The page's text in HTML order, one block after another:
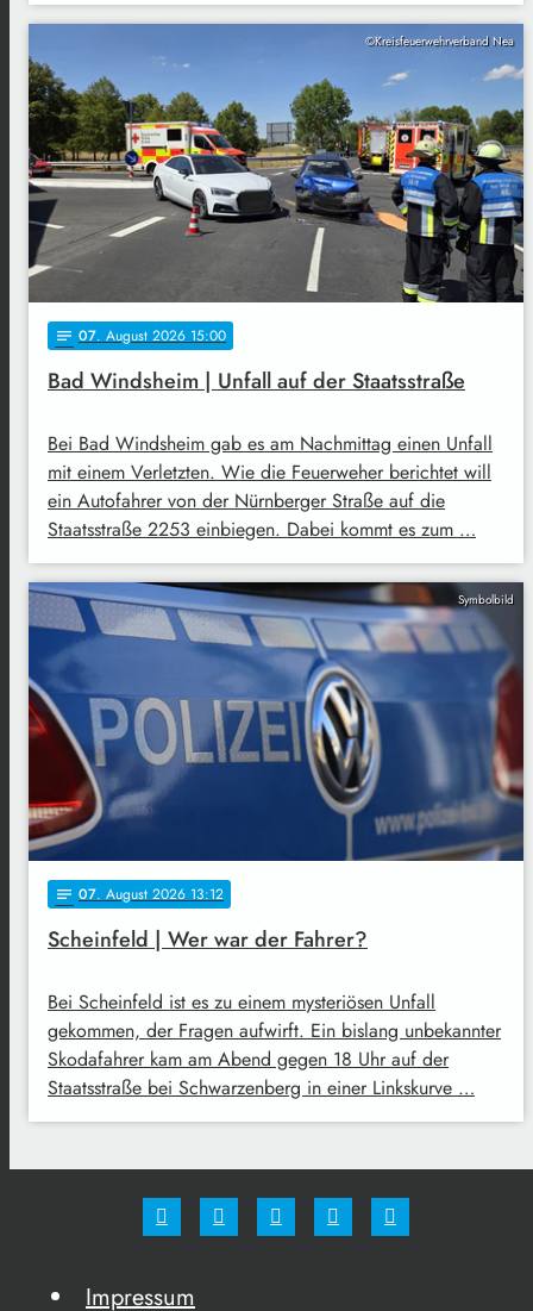
©Kreisfeuerwehrverband Nea
notes 07. August 2026 15:00
Bad Windsheim | Unfall auf der Staatsstraße
Bei Bad Windsheim gab es am Nachmittag einen Unfall
mit einem Verletzten. Wie die Feuerweher berichtet will
ein Autofahrer von der Nürnberger Straße auf die
Staatsstraße 2253 einbiegen. Dabei kommt es zum …
Symbolbild
notes 07. August 2026 13:12
Scheinfeld | Wer war der Fahrer?
Bei Scheinfeld ist es zu einem mysteriösen Unfall
gekommen, der Fragen aufwirft. Ein bislang unbekannter
Skodafahrer kam am Abend gegen 18 Uhr auf der
Staatsstraße bei Schwarzenberg in einer Linkskurve …
Impressum